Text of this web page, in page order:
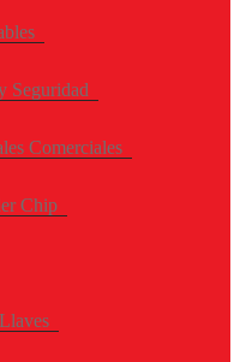
Seguridad
Comerciales
Chip